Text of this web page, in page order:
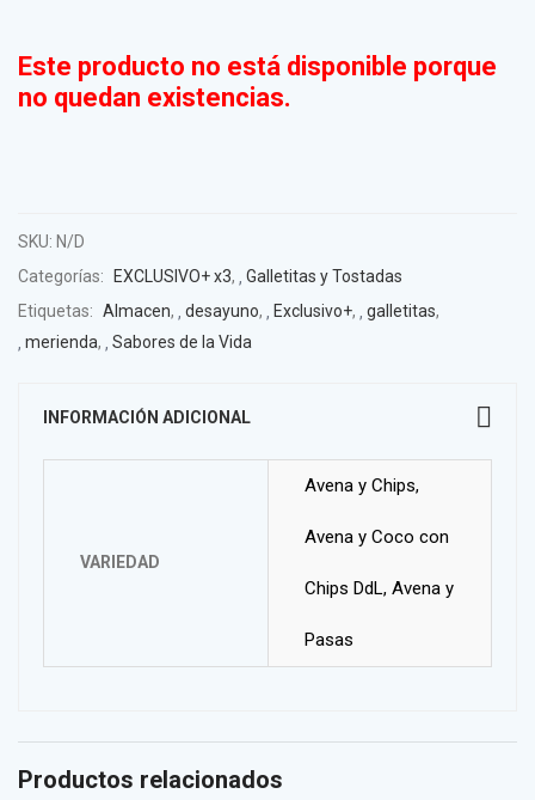
Este producto no está disponible porque
no quedan existencias.
SKU: N/D
Categorías:
EXCLUSIVO+ x3,
Galletitas y Tostadas
Etiquetas: Almacen, desayuno, Exclusivo+, galletitas,
merienda, Sabores de la Vida
INFORMACIÓN ADICIONAL
VARIEDAD
Avena y Chips,
Avena y Coco con
Chips DdL, Avena y
Pasas
Productos relacionados